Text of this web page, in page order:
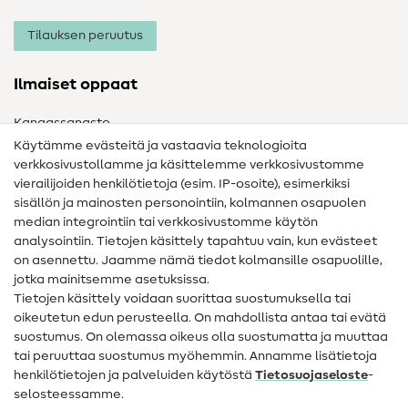
Tilauksen peruutus
Ilmaiset oppaat
Kangassanasto
Ompelusanasto
Ompeluohjeet
Apua ja yhteystiedot
Yhteystiedot
Tietoa omistajanvaihdoksesta
Peruutusoikeus
Suosittu
Käytämme evästeitä ja vastaavia teknologioita
verkkosivustollamme ja käsittelemme verkkosivustomme
vierailijoiden henkilötietoja (esim. IP-osoite), esimerkiksi
sisällön ja mainosten personointiin, kolmannen osapuolen
median integrointiin tai verkkosivustomme käytön
analysointiin. Tietojen käsittely tapahtuu vain, kun evästeet
on asennettu. Jaamme nämä tiedot kolmansille osapuolille,
jotka mainitsemme asetuksissa.
Tietojen käsittely voidaan suorittaa suostumuksella tai
oikeutetun edun perusteella. On mahdollista antaa tai evätä
suostumus. On olemassa oikeus olla suostumatta ja muuttaa
tai peruuttaa suostumus myöhemmin. Annamme lisätietoja
henkilötietojen ja palveluiden käytöstä Tietosuojaseloste-
selosteessamme.